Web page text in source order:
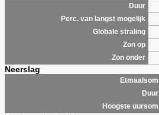
Duur
Perc. van langst mogelijk
Globale straling
Zon op
Zon onder
Neerslag
Etmaalsom
Duur
Hoogste uursom